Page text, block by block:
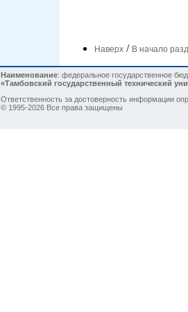
Наверх / В начало
Наименование: федеральное государственное
«Тамбовский государственный технический
Ответственность за достоверность информации
© 1995-2026 Все права защищены